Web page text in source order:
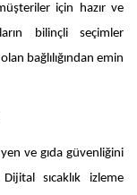
için hazır ve
bilinçli seçimler
bağlılığından emin
ve gıda güvenliğini
sıcaklık izleme